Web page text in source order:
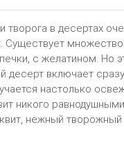
творога в десертах
Существует
с желатином. Но
десерт включает
настолько
никого
нежный творожный